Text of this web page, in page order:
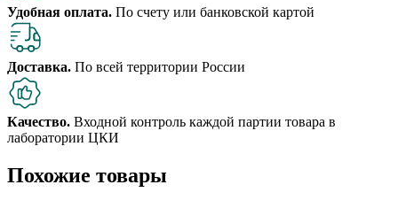
Удобная оплата. По счету или банковской картой
Доставка. По всей территории России
Качество. Входной контроль каждой партии товара в
лаборатории ЦКИ
Похожие товары